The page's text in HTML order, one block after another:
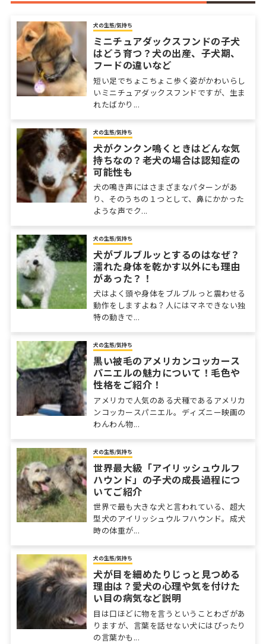
犬の生態/気持ち
ミニチュアダックスフンドの子犬
はどう育つ？犬の出産、子犬期、
フードの違いなど
短い足でちょこちょこ歩く姿がかわいらし
いミニチュアダックスフンドですが、生ま
れたばかり...
犬の生態/気持ち
犬がクンクン鳴くときはどんな気
持ちなの？老犬の場合は認知症の
可能性も
犬の鳴き声にはさまざまなパターンがあ
り、そのうちの１つとして、鼻にかかった
ような声でク...
犬の生態/気持ち
犬がブルブルッとするのはなぜ？
濡れた身体を乾かす以外にも理由
があった？！
犬はよく頭や身体をブルブルっと震わせる
動作をしますよね？人にはマネできない独
特の動きで...
犬の生態/気持ち
黒い被毛のアメリカンコッカース
パニエルの魅力について！毛色や
性格をご紹介！
アメリカで人気のある犬種であるアメリカ
ンコッカースパニエル。ディズニー映画の
わんわん物...
犬の生態/気持ち
世界最大級「アイリッシュウルフ
ハウンド」の子犬の成長過程につ
いてご紹介
世界で最も大きな犬と言われている、超大
型犬のアイリッシュウルフハウンド。成犬
時の体重が...
犬の生態/気持ち
犬が目を細めたりじっと見つめる
理由は？愛犬の心理や気を付けた
い目の病気など説明
目は口ほどに物を言うということわざがあ
りますが、言葉を話せない犬にはぴったり
の言葉かも...